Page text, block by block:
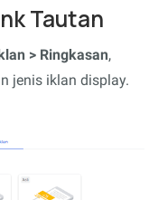
Tautan
> Ringkasan,
jenis iklan display.